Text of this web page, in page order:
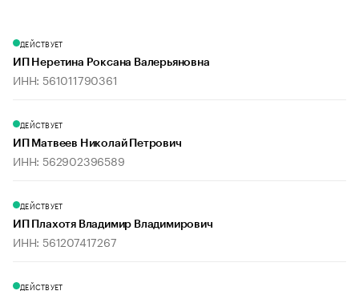
ДЕЙСТВУЕТ
ИП Неретина Роксана Валерьяновна
ИНН: 561011790361
ДЕЙСТВУЕТ
ИП Матвеев Николай Петрович
ИНН: 562902396589
ДЕЙСТВУЕТ
ИП Плахотя Владимир Владимирович
ИНН: 561207417267
ДЕЙСТВУЕТ